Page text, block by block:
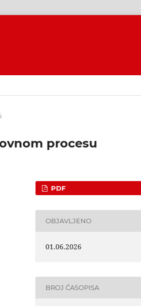
procesu
PDF
OBJAVLJENO
01.06.2026
BROJ ČASOPISA